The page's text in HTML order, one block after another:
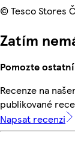
© Tesco Stores
Zatím
Pomozte
Recenze na
publikované
Napsat recenzi